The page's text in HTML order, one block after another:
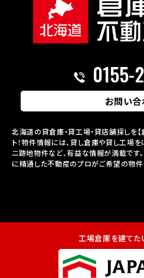
0155-
お問い合
北海道の貸倉庫・貸工場・貸店舗探しを
ト！物件情報には、貸し倉庫や貸し工場
ニ跡地物件など、有益な情報が満載です。
に精通した不動産のプロがご希望の物件
工場倉庫を建て